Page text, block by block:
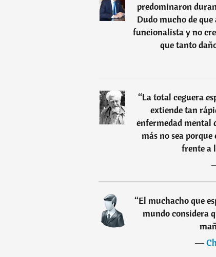
predominaron
Dudo mucho de
funcionalista y no
que tanto
“La total ceguera
extiende tan
enfermedad mental
más no sea
frente a
“El muchacho que
mundo considera
―